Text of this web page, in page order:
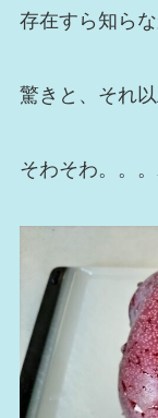
存在すら知らな
驚きと、それ
そわそわ。。